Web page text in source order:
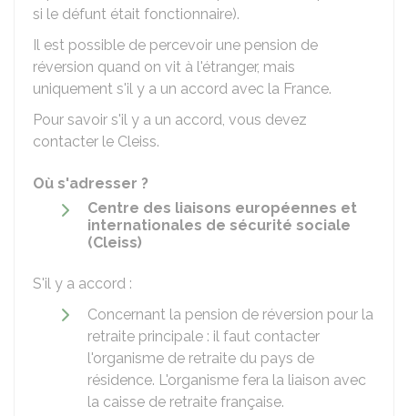
si le défunt était fonctionnaire).
Il est possible de percevoir une pension de
réversion quand on vit à l'étranger, mais
uniquement s'il y a un accord avec la France.
Pour savoir s'il y a un accord, vous devez
contacter le Cleiss.
Où s'adresser ?
Centre des liaisons européennes et
internationales de sécurité sociale
(Cleiss)
S'il y a accord :
Concernant la pension de réversion pour la
retraite principale : il faut contacter
l'organisme de retraite du pays de
résidence. L'organisme fera la liaison avec
la caisse de retraite française.